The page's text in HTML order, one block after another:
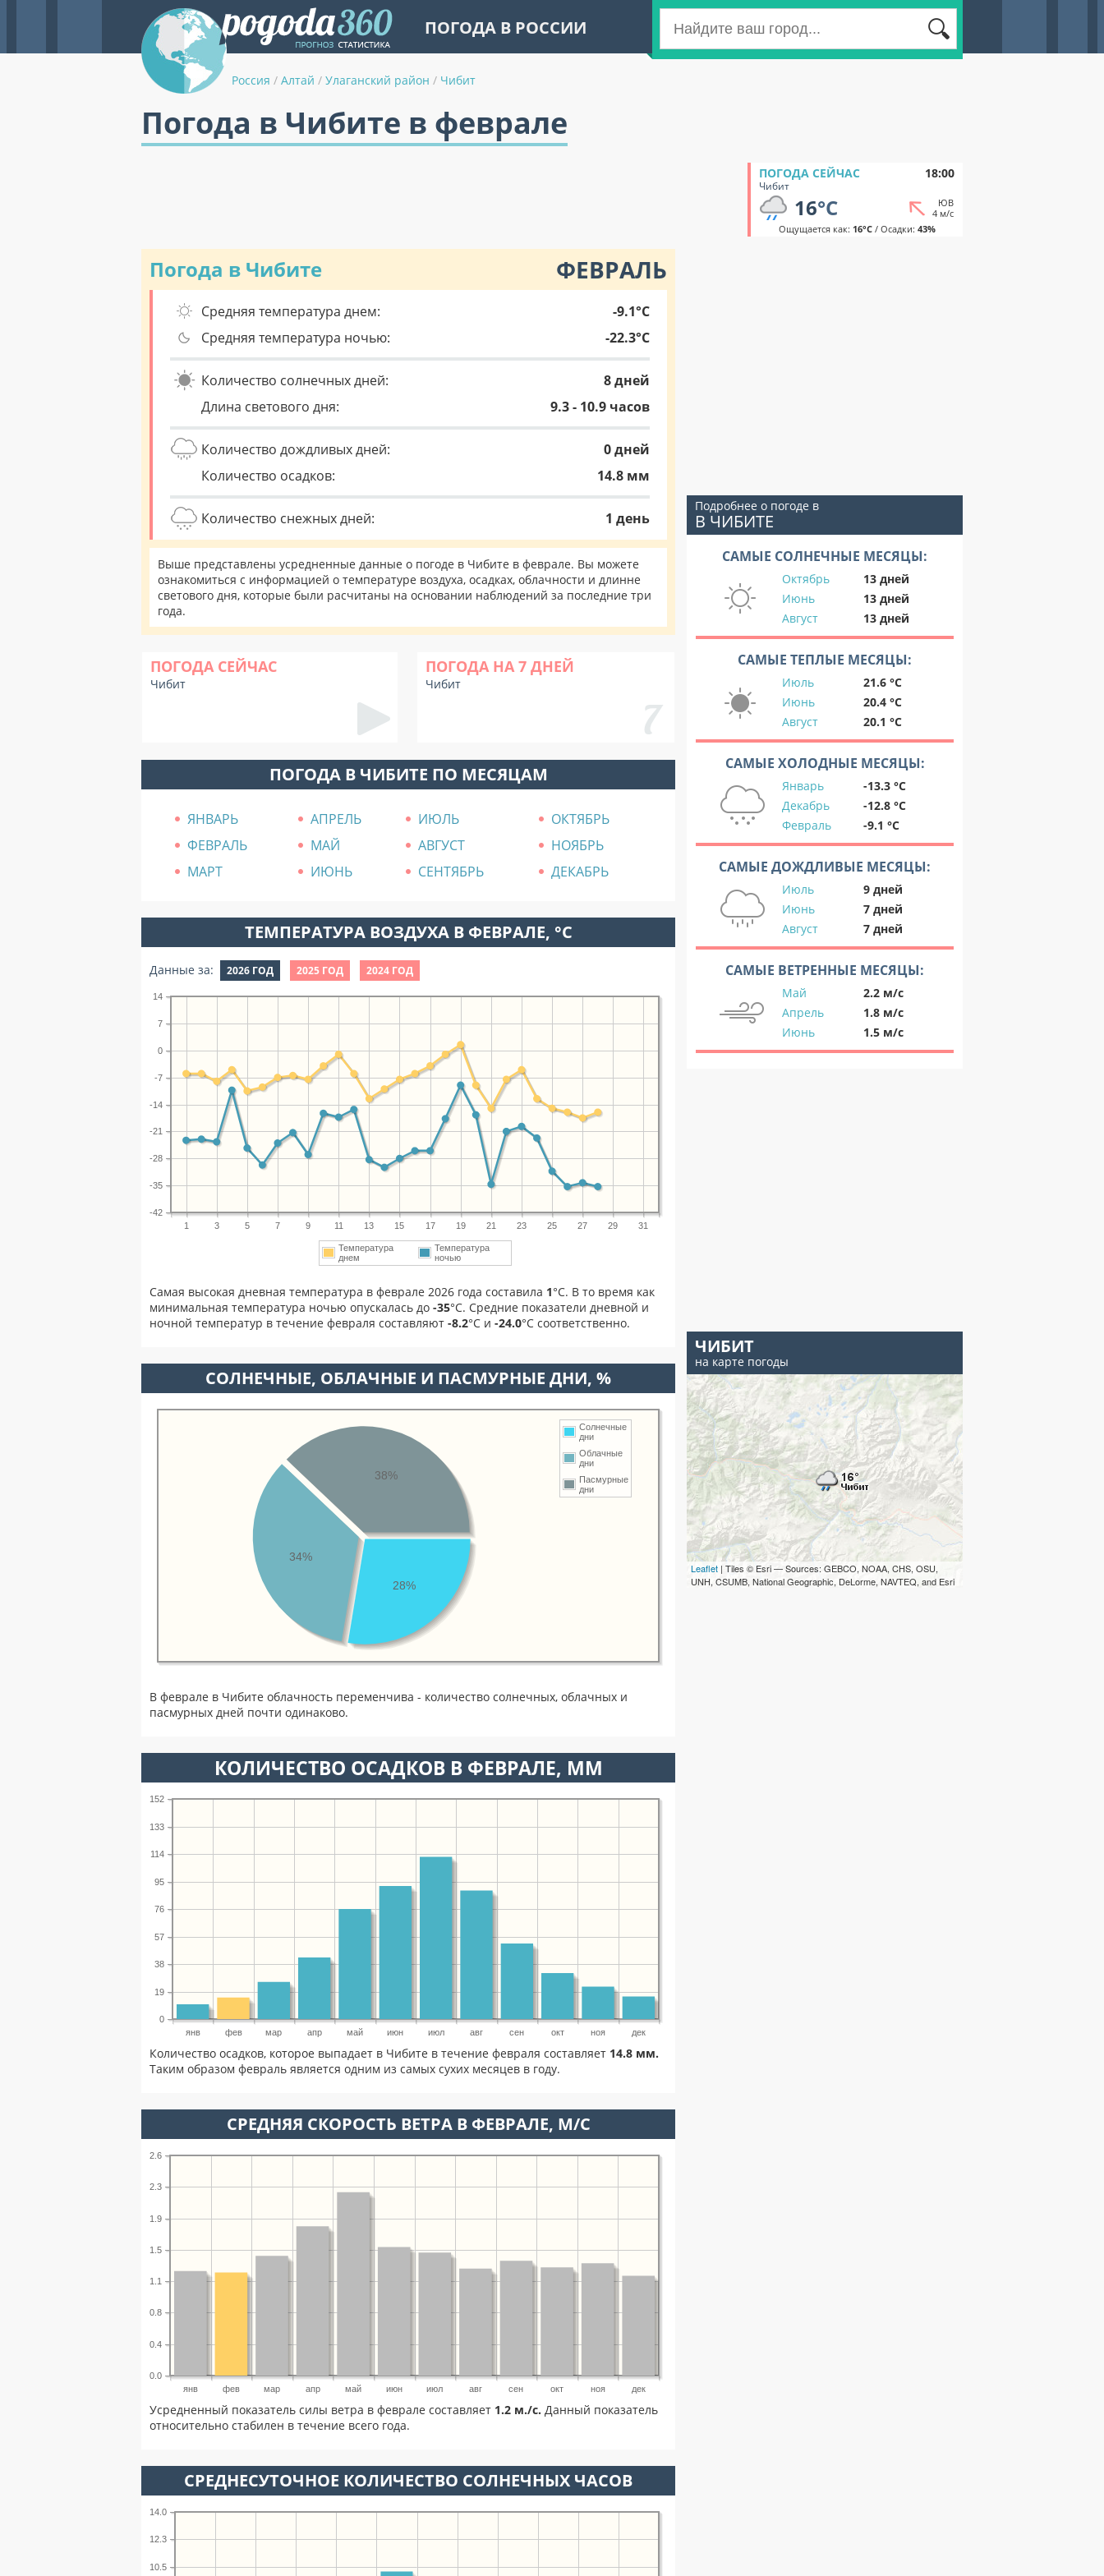
ПОГОДА В РОССИИ
Россия / Алтай / Улаганский район / Чибит
Погода в Чибите в феврале
ПОГОДА СЕЙЧАС 18:00
Чибит
16°C
ЮВ
4 м/с
Ощущается как: 16°C/ Осадки: 43%
Погода в Чибите ФЕВРАЛЬ
Средняя температура днем:
-9.1°C
Средняя температура ночью:
-22.3°C
Количество солнечных дней:
8 дней
Длина светового дня:
9.3 - 10.9 часов
Количество дождливых дней:
0 дней
Количество осадков:
14.8 мм
Количество снежных дней: 1 день
Выше представлены усредненные данные о погоде в Чибите в феврале. Вы можете
ознакомиться с информацией о температуре воздуха, осадках, облачности и длинне
светового дня, которые были расчитаны на основании наблюдений за последние три
года.
ПОГОДА СЕЙЧАС
Чибит
ПОГОДА НА 7 ДНЕЙ
Чибит
ПОГОДА В ЧИБИТЕ ПО МЕСЯЦАМ
ЯНВАРЬ АПРЕЛЬ ИЮЛЬ
ОКТЯБРЬ
ФЕВРАЛЬ
МАЙ АВГУСТ
НОЯБРЬ
МАРТ
ИЮНЬ СЕНТЯБРЬ ДЕКАБРЬ
ТЕМПЕРАТУРА ВОЗДУХА В ФЕВРАЛЕ, °C
Данные за: 2026 ГОД 2025 ГОД 2024 ГОД
1 3 5 7 9 11 13 15 17 19 21 23 25 27 29 31
-42
-35
-28
-21
-14
-7
0
7
14
Температура
днем
Температура
ночью
Самая высокая дневная температура в феврале 2026 года составила 1°С. В то время как
минимальная температура ночью опускалась до -35°C. Средние показатели дневной и
ночной температур в течение февраля составляют -8.2°С и -24.0°С соответственно.
CОЛНЕЧНЫЕ, ОБЛАЧНЫЕ И ПАСМУРНЫЕ ДНИ, %
Солнечные
дни
Облачные
дни
Пасмурные
дни
28%
34%
38%
В феврале в Чибите облачность переменчива - количество солнечных, облачных и
пасмурных дней почти одинаково.
КОЛИЧЕСТВО ОСАДКОВ В ФЕВРАЛЕ, ММ
янв фев мар апр май июн июл авг сен окт ноя дек
0
19
38
57
76
95
114
133
152
Количество осадков, которое выпадает в Чибите в течение февраля составляет 14.8 мм.
Таким образом февраль является одним из самых сухих месяцев в году.
СРЕДНЯЯ СКОРОСТЬ ВЕТРА В ФЕВРАЛЕ, М/С
янв фев мар апр май июн июл авг сен окт ноя дек
0.0
0.4
0.8
1.1
1.5
1.9
2.3
2.6
Усредненный показатель силы ветра в феврале составляет 1.2 м./с. Данный показатель
относительно стабилен в течение всего года.
СРЕДНЕСУТОЧНОЕ КОЛИЧЕСТВО СОЛНЕЧНЫХ ЧАСОВ
10.5
12.3
14.0
Подробнее о погоде в
В ЧИБИТЕ
САМЫЕ СОЛНЕЧНЫЕ МЕСЯЦЫ:
Октябрь
13 дней
Июнь
13 дней
Август
13 дней
САМЫЕ ТЕПЛЫЕ МЕСЯЦЫ:
Июль
21.6 °C
Июнь
20.4 °C
Август
20.1 °C
САМЫЕ ХОЛОДНЫЕ МЕСЯЦЫ:
Январь
-13.3 °C
Декабрь
-12.8 °C
Февраль
-9.1 °C
САМЫЕ ДОЖДЛИВЫЕ МЕСЯЦЫ:
Июль
9 дней
Июнь
7 дней
Август
7 дней
САМЫЕ ВЕТРЕННЫЕ МЕСЯЦЫ:
Май
2.2 м/с
Апрель
1.8 м/с
Июнь
1.5 м/с
ЧИБИТ
на карте погоды
Leaflet | Tiles © Esri — Sources: GEBCO, NOAA, CHS, OSU,
UNH, CSUMB, National Geographic, DeLorme, NAVTEQ, and Esri